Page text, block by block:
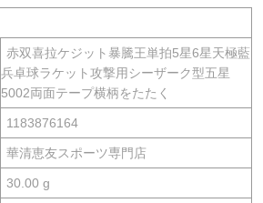
赤双喜拉ケジット暴騰王単拍5星6星天極藍
兵卓球ラケット攻撃用シーザーク型五星
5002両面テープ横柄をたたく
1183876164
華清恵友スポーツ専門店
30.00 g